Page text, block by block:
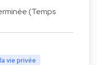
(Temps
vie privée